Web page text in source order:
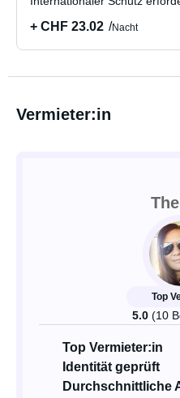
+ CHF 23.02 Nacht
Vermieter:in
Top
5.0 (10
Top Vermieter:in
Identität geprüft
Durchschnittliche